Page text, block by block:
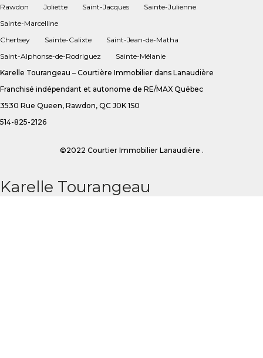
Rawdon Joliette Saint-Jacques
Sainte-Julienne
Sainte-Marcelline
Chertsey
Sainte-Calixte
Saint-Jean-de-Matha
Saint-Alphonse-de-Rodriguez
Sainte-Mélanie
Karelle Tourangeau – Courtière Immobilier dans Lanaudière
Franchisé indépendant et autonome de RE/MAX Québec
3530 Rue Queen, Rawdon, QC J0K 1S0
514-825-2126
©2022 Courtier Immobilier Lanaudière .
Karelle Tourangeau